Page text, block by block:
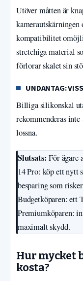
Utöver måtten är
kamerautskärningen
kompatibilitet
stretchiga material
förlorar skalet sin
UNDANTAG:
Billiga silikonskal
rekommenderas
lossna.
Slutsats: För ägare
14 Pro: köp ett nytt
besparing som
Budgetköparen: ett
Premiumköparen:
maximalt skydd.
Hur mycket
kosta?